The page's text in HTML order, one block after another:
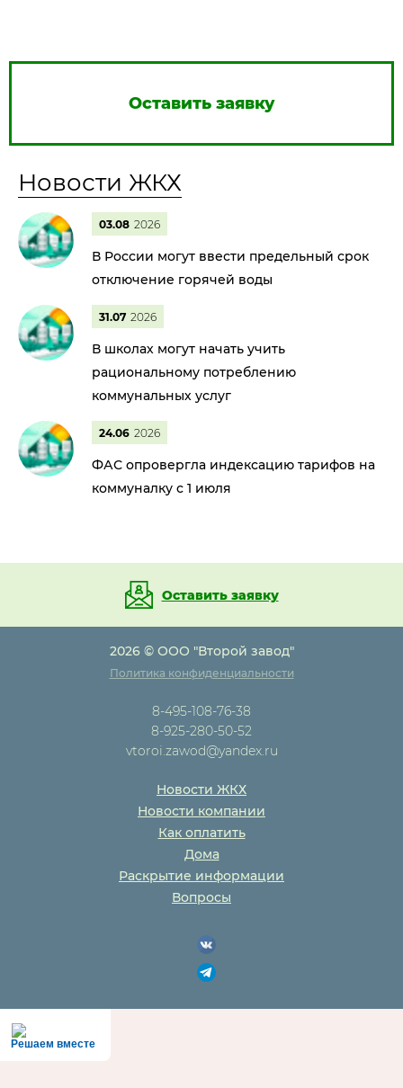
Оставить заявку
Новости ЖКХ
03.08 2026
В России могут ввести предельный срок
отключение горячей воды
31.07 2026
В школах могут начать учить
рациональному потреблению
коммунальных услуг
24.06 2026
ФАС опровергла индексацию тарифов на
коммуналку с 1 июля
Оставить заявку
2026 © ООО "Второй завод"
Политика конфиденциальности
8-495-108-76-38
8-925-280-50-52
vtoroi.zawod@yandex.ru
Новости ЖКХ
Новости компании
Как оплатить
Дома
Раскрытие информации
Вопросы
Решаем вместе